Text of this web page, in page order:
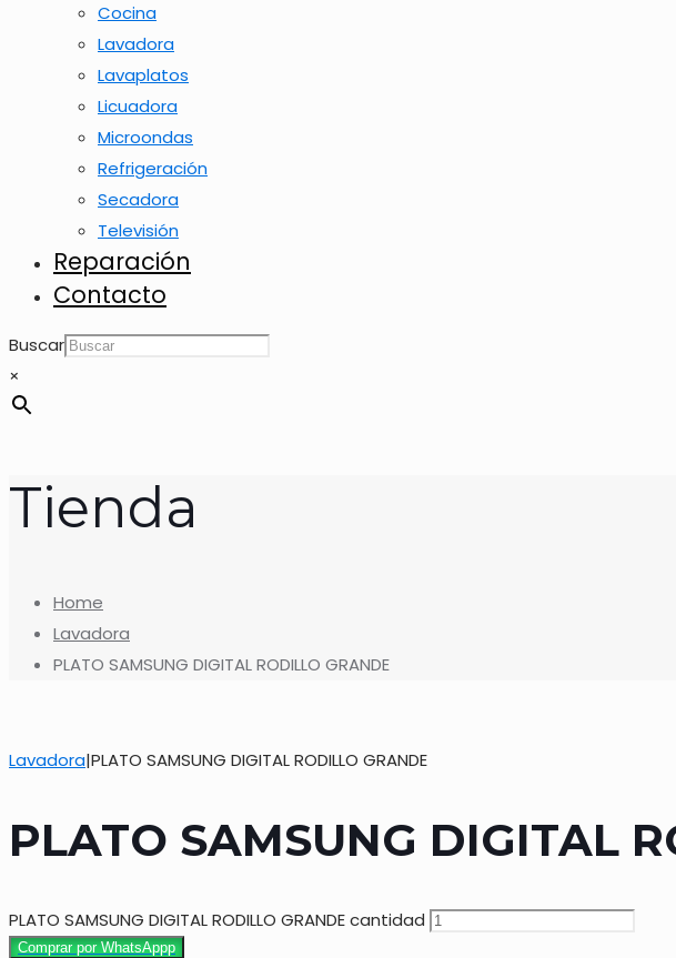
Cocina
Lavadora
Lavaplatos
Licuadora
Microondas
Refrigeración
Secadora
Televisión
Reparación
Contacto
Buscar
×
Tienda
Home
Lavadora
PLATO SAMSUNG DIGITAL RODILLO GRANDE
Lavadora|PLATO SAMSUNG DIGITAL RODILLO GRANDE
PLATO SAMSUNG DIGITAL
PLATO SAMSUNG DIGITAL RODILLO GRANDE cantidad
Comprar por WhatsAppp